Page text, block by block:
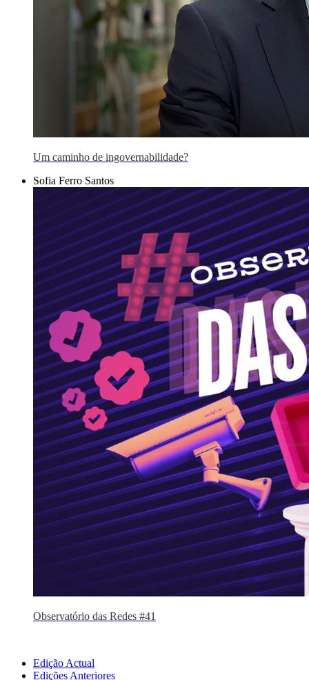
Um caminho de ingovernabilidade?
Sofia Ferro Santos
Observatório das Redes #41
Edição Actual
Edições Anteriores